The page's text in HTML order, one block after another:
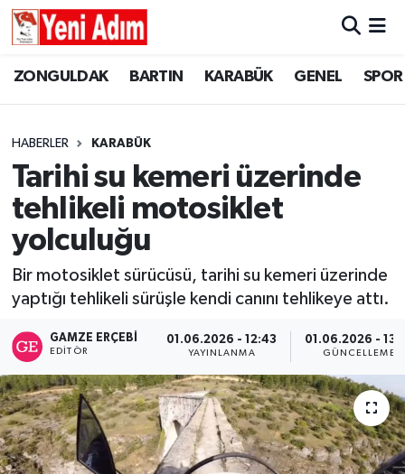
ZONGULDAK BARTIN KARABÜK GENEL SPOR
HABERLER KARABÜK
Tarihi su kemeri üzerinde
tehlikeli motosiklet
yolculuğu
Bir motosiklet sürücüsü, tarihi su kemeri üzerinde
yaptığı tehlikeli sürüşle kendi canını tehlikeye attı.
GAMZE ERÇEBI
EDITÖR
01.06.2026 - 12:43
YAYINLANMA
01.06.2026 -
GÜNCELLEME
ZONGULDAK
ASAYİŞ
GÜNCEL
SİYASET
RESMİ İLAN
ZONGULDAK
KARABÜK
GENEL
SPOR
SİYASET
SAĞLIK
GÜNCEL
RESMİ İLAN
Zonguldak Hava Durumu
Süper Lig Puan Durumu ve Fikstür
Tüm Manşetler
Son Dakika Haberleri
Haber Arşivi